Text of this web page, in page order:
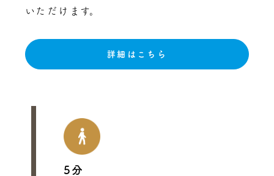
いただけます。
詳細はこちら
5分